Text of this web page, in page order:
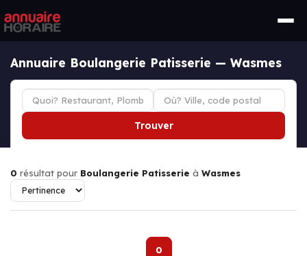
Annuaire Boulangerie Patisserie — Wasmes
Trouver
0 résultat pour Boulangerie Patisserie à Wasmes
0